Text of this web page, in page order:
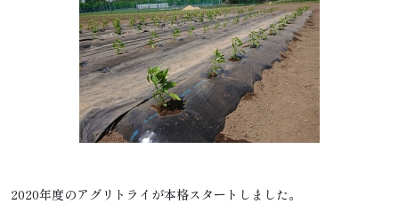
2020年度のアグリトライが本格スタートしました。